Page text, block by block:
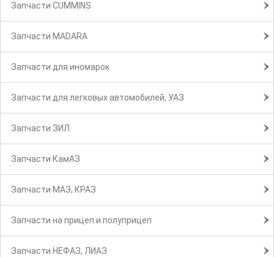
Запчасти CUMMINS
Запчасти MADARA
Запчасти для иномарок
Запчасти для легковых автомобилей, УАЗ
Запчасти ЗИЛ
Запчасти КамАЗ
Запчасти МАЗ, КРАЗ
Запчасти на прицеп и полуприцеп
Запчасти НЕФАЗ, ЛИАЗ